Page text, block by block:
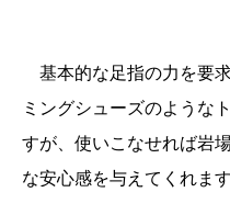
基本的な足指の力を要
ミングシューズのような
すが、使いこなせれば岩
な安心感を与えてくれます